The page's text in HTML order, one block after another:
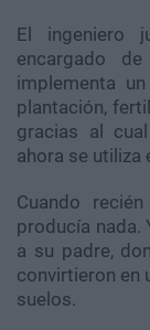
El ingeniero
encargado
implementa un
plantación,
gracias al
ahora se utiliza
Cuando
producía nada.
a su padre,
convirtieron en
suelos.